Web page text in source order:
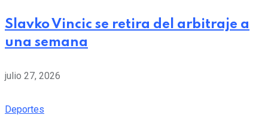
Slavko Vincic se retira del arbitraje a
una semana
julio 27, 2026
Deportes